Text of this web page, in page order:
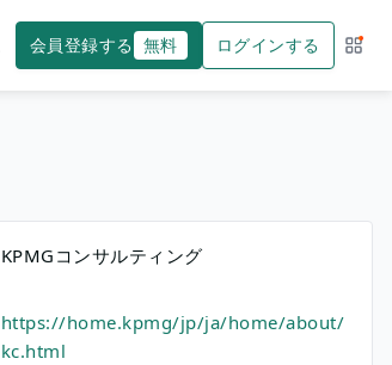
会員登録する 無料 ログインする サー
KPMGコンサルティング
https://home.kpmg/jp/ja/home/about/
kc.html